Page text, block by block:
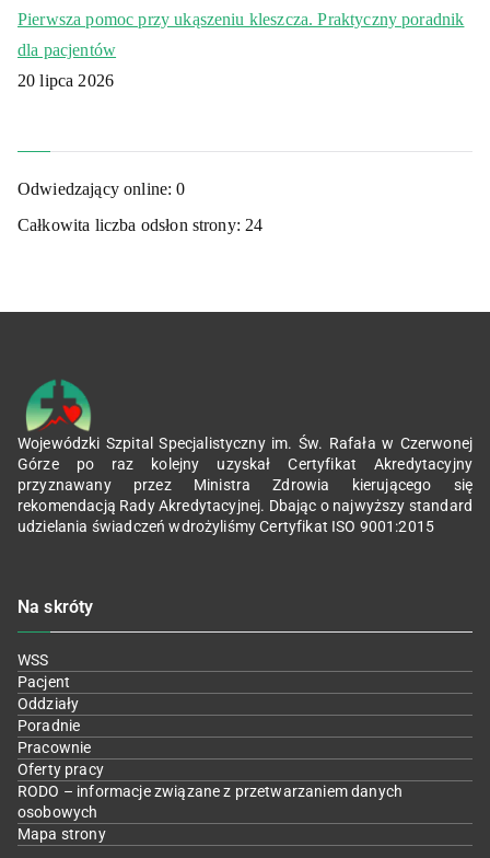
Pierwsza pomoc przy ukąszeniu kleszcza. Praktyczny poradnik
dla pacjentów
20 lipca 2026
Odwiedzający online:0
Całkowita liczba odsłon strony: 24
Wojewódzki Szpital Specjalistyczny im. Św. Rafała w Czerwonej
Górze po raz kolejny uzyskał Certyfikat Akredytacyjny
przyznawany przez Ministra Zdrowia kierującego się
rekomendacją Rady Akredytacyjnej. Dbając o najwyższy standard
udzielania świadczeń wdrożyliśmy Certyfikat ISO 9001:2015
Na skróty
WSS
Pacjent
Oddziały
Poradnie
Pracownie
Oferty pracy
RODO – informacje związane z przetwarzaniem danych
osobowych
Mapa strony